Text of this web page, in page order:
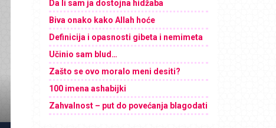
Da li sam ja dostojna hidžaba
Biva onako kako Allah hoće
Definicija i opasnosti gibeta i nemimeta
Učinio sam blud…
Zašto se ovo moralo meni desiti?
100 imena ashabijki
Zahvalnost – put do povećanja blagodati